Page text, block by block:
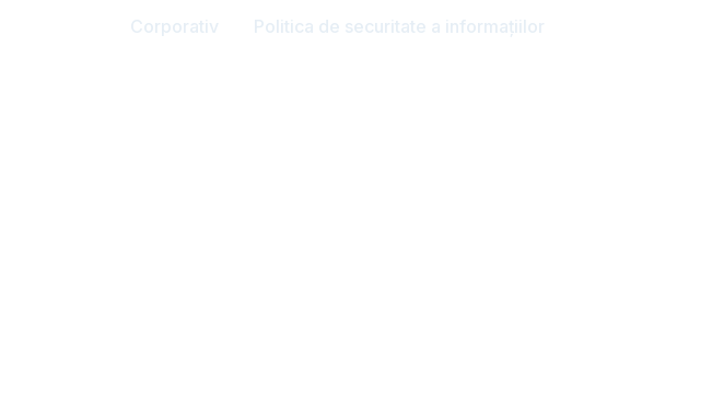
Corporativ Politica de securitate a informațiilor